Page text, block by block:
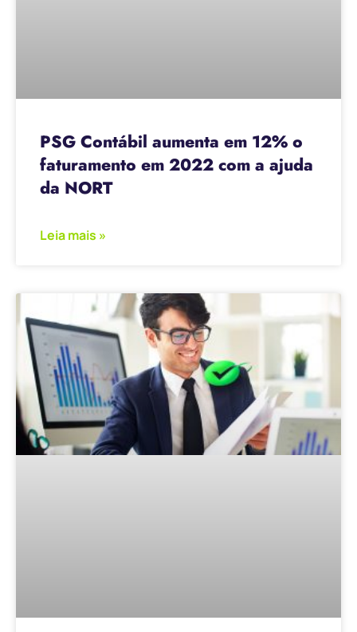
PSG Contábil aumenta em 12% o
faturamento em 2022 com a ajuda
da NORT
Leia mais »